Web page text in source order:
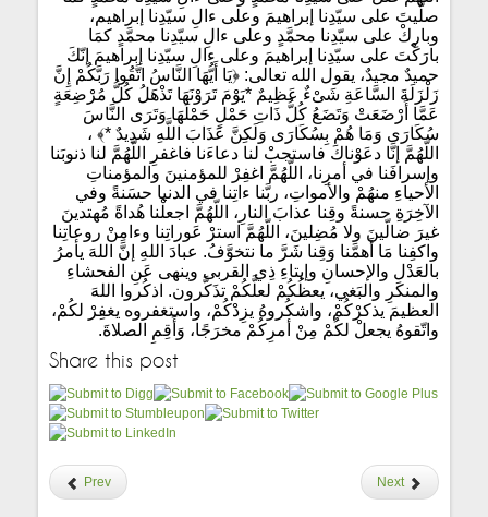
صلّيتَ على سيّدِنا إبراهيمَ وعلى ءالِ سيّدِنا إبراهيم،
وبارِكْ على سيّدِنا محمَّدٍ وعلى ءالِ سيّدِنا محمَّدٍ كمَا
بارَكْتَ على سيّدِنا إبراهيمَ وعلى ءالِ سيّدِنا إبراهيمَ إنّكَ
حميدٌ مجيدٌ، يقول الله تعالى: ﴿يَا أَيُّهَا النَّاسُ اتَّقُوا رَبَّكُمْ إِنَّ
زَلْزَلَةَ السَّاعَةِ شَىْءٌ عَظِيمٌ *يَوْمَ تَرَوْنَهَا تَذْهَلُ كُلُّ مُرْضِعَةٍ
عَمَّا أَرْضَعَتْ وَتَضَعُ كُلُّ ذَاتِ حَمْلٍ حَمْلَهَا وَتَرَى النَّاسَ
سُكَارَى وَمَا هُمْ بِسُكَارَى وَلَكِنَّ عَذَابَ اللَّهِ شَدِيدٌ *﴾ ،
اللّهُمَّ إنَّا دعَوْناكَ فاستجبْ لنا دعاءَنا فاغفرِ اللّهُمَّ لنا ذنوبَنا
وإسرافَنا في أمرِنا، اللّهُمَّ اغفِرْ للمؤمنينَ والمؤمناتِ
الأحياءِ منهُمْ والأمواتِ، ربَّنا ءاتِنا في الدنيا حسَنةً وفي
الآخِرَةِ حسنةً وقِنا عذابَ النارِ، اللّهُمَّ اجعلْنا هُداةً مُهتدينَ
غيرَ ضالّينَ ولا مُضِلينَ، اللّهُمَّ استرْ عَوراتِنا وءامِنْ روعاتِنا
واكفِنا مَا أَهمَّنا وَقِنا شَرَّ ما نتخوَّفُ. عبادَ اللهِ إنَّ اللهَ يأمرُ
بالعَدْلِ والإحسانِ وإيتاءِ ذِي القربى وينهى عَنِ الفحشاءِ
والمنكرِ والبَغي، يعظُكُمْ لعلَّكُمْ تذَكَّرون. اذكُروا اللهَ
العظيمَ يذكرْكُمْ، واشكُروهُ يزِدْكُمْ، واستغفروه يغفِرْ لكُمْ،
واتّقوهُ يجعلْ لكُمْ مِنْ أمرِكُمْ مخرَجًا، وَأَقِمِ الصلاةَ.
Share this post
Prev Next